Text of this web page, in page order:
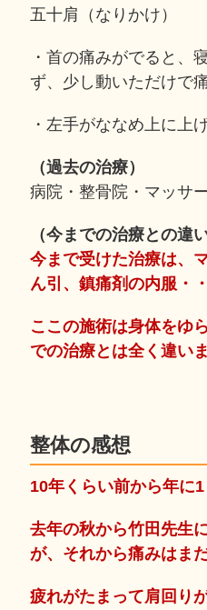
五十肩（なりかけ）
・首の痛みがでると、
ず、少し動いただけで
・左手がななめ上に上
（過去の治療）
病院・整骨院・マッサ
（今までの治療との違い
今まで受けた治療は、
ん引、鎮痛剤の内服・
ここの施術は身体をゆ
での治療とは全く違いま
整体の感想
10年くらい前から年に
去年の秋から竹田先生
が、それから痛みはま
疲れがたまって肩回り